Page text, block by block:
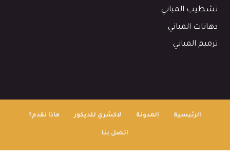
تشطيب المباني
دهانات المباني
ترميم المباني
الرئيسية المدونة لاكشري للديكور ماذا نقدم؟
اتصل بنا